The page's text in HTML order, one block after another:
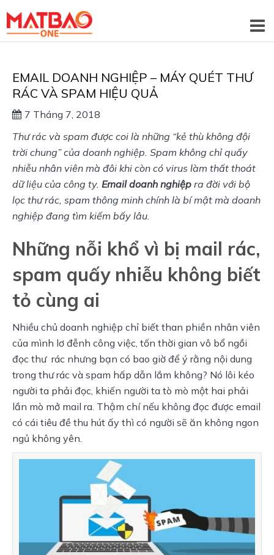
EMAIL DOANH NGHIỆP – MÁY QUÉT THƯ
RÁC VÀ SPAM HIỆU QUẢ
7 Tháng 7, 2018
Thư rác và spam được coi là những “kẻ thù không đội
trời chung” của doanh nghiệp. Spam không chỉ quấy
nhiễu nhân viên mà đôi khi còn có virus làm thất thoát
dữ liệu của công ty. Email doanh nghiệp ra đời với bộ
lọc thư rác, spam thông minh chính là bí mật mà doanh
nghiệp đang tìm kiếm bấy lâu.
Những nỗi khổ vì bị mail rác,
spam quấy nhiễu không biết
tỏ cùng ai
Nhiều chủ doanh nghiệp chỉ biết than phiền nhân viên
của mình lơ đễnh công việc, tốn thời gian vô bổ ngồi
đọc thư  rác nhưng bạn có bao giờ để ý rằng nội dung
trong thư rác và spam hấp dẫn lắm không? Nó lôi kéo
người ta phải đọc, khiến người ta tò mò một hai phải
lần mò mở mail ra. Thậm chí nếu không đọc được email
có cái tiêu đề thu hút ấy thì có người sẽ ăn không ngon
ngủ không yên.